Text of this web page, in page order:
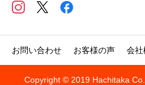
お問い合わせ お客様の声 会社
Copyright © 2019 Hachitaka